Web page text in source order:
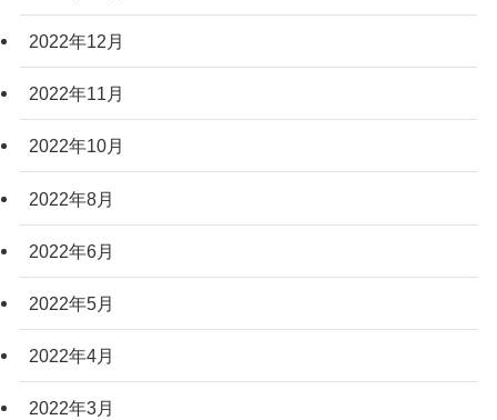
2022年12月
2022年11月
2022年10月
2022年8月
2022年6月
2022年5月
2022年4月
2022年3月